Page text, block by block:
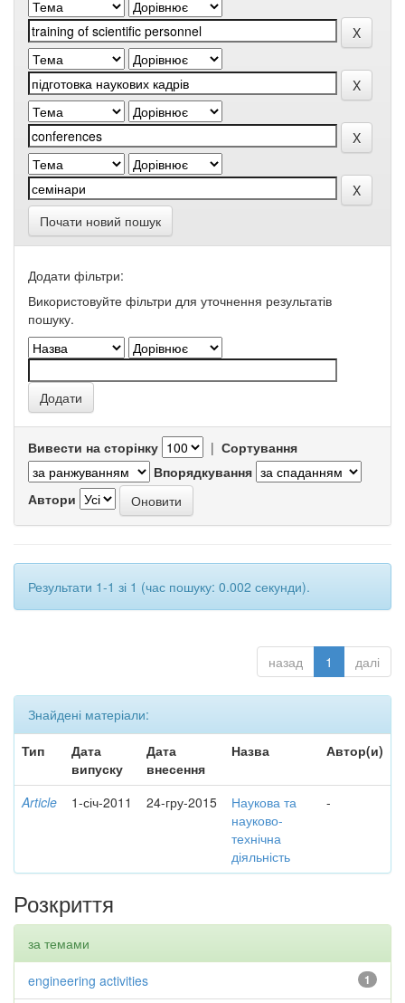
Почати новий пошук
Додати фільтри:
Використовуйте фільтри для уточнення результатів
пошуку.
Вивести на сторінку | Сортування
Впорядкування
Автори
Результати 1-1 зі 1 (час пошуку: 0.002 секунди).
назад 1 далі
Знайдені матеріали:
Тип
Дата
випуску
Дата
внесення
Назва Автор(и)
Article 1-січ-2011 24-гру-2015
Наукова та
науково-
технічна
діяльність
-
Розкриття
за темами
1
engineering activities